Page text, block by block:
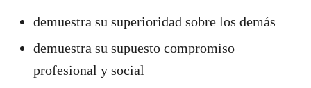
demuestra su superioridad sobre los demás
demuestra su supuesto compromiso
profesional y social